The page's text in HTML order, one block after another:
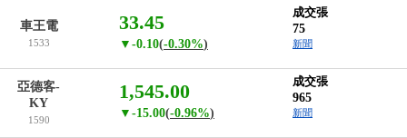
車王電
1533
33.45
▼-0.10(-0.30%)
成交張
75
新聞
亞德客-
KY
1590
1,545.00
▼-15.00(-0.96%)
成交張
965
新聞